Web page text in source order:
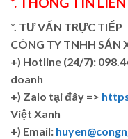
*. TƯ VẤN TRỰC TIẾP
CÔNG TY TNHH SẢN
+) Hotline (24/7):
doanh
+) Zalo tại đây =>
Việt Xanh
+) Email: